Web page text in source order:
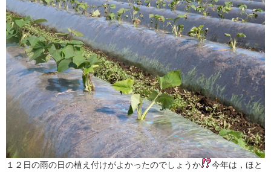
１２日の雨の日の植え付けがよかったのでしょうか
今年は，ほと